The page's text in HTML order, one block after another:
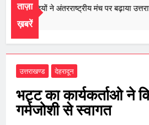
ताज़ा
ख़बरें
के खिलाड़ियों ने अंतरराष्ट्रीय मंच पर बढ़ाया
7, 2026
उत्तराखण्ड देहरादून
भट्ट का कार्यकर्ताओ ने
गर्मजोशी से स्वागत